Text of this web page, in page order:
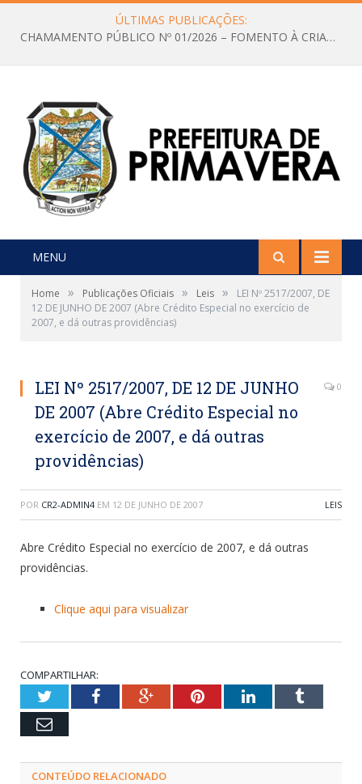
ÚLTIMAS PUBLICAÇÕES:
CHAMAMENTO PÚBLICO Nº 01/2026 – FOMENTO À CRIAÇÃO E A CIRCULAÇÃO DE PRODUÇÕES CULTURAIS – Aldir Blanc
MENU
Home » Publicações Oficiais » Leis »
LEI Nº 2517/2007, DE
12 DE JUNHO DE 2007 (Abre Crédito Especial no exercício de
2007, e dá outras providências)
LEI Nº 2517/2007, DE 12 DE JUNHO
DE 2007 (Abre Crédito Especial no
exercício de 2007, e dá outras
providências)
0
POR CR2-ADMIN4 EM 12 DE JUNHO DE 2007 LEIS
Abre Crédito Especial no exercício de 2007, e dá outras
providências.
Clique aqui para visualizar
COMPARTILHAR:
TwitterFacebookGoogle+PinterestLinkedInTumblr
Email
CONTEÚDO RELACIONADO